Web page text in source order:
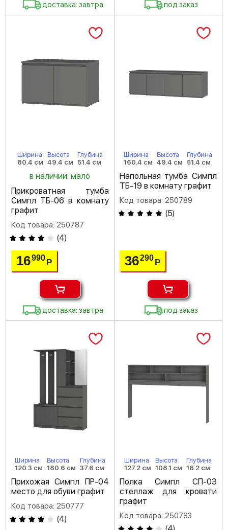
доставка: завтра под заказ
Ширина
80.4 см
Высота
49.4 см
Глубина
51.4 см
в наличии: мало
Прикроватная тумба
Симпл ТБ-06 в комнату
графит
Код товара: 250787
(4)
16990Р
доставка: завтра
Ширина
160.4 см
Высота
49.4 см
Глубина
51.4 см
Напольная тумба Симпл
ТБ-19 в комнату графит
Код товара: 250789
(5)
36290 Р
под заказ
Ширина
120.3 см
Высота
180.6 см
Глубина
37.6 см
Прихожая Симпл ПР-04
место для обуви графит
Код товара: 250777
(4)
Ширина
127.2 см
Высота
108.1 см
Глубина
16.2 см
Полка Симпл СП-03
стеллаж для кровати
графит
Код товара: 250783